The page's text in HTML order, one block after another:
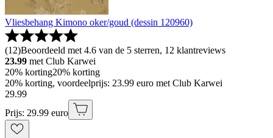
Vliesbehang Kimono oker/goud (dessin 120960)
(12)Beoordeeld met 4.6 van de 5 sterren, 12 klantreviews
23.99 met Club Karwei
20% korting20% korting
20% korting, voordeelprijs: 23.99 euro met Club Karwei
29.99
Prijs: 29.99 euro